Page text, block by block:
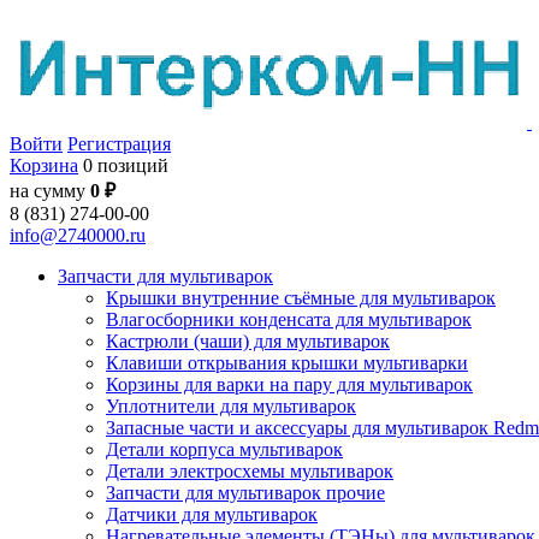
Войти Регистрация
Корзина 0 позиций
на сумму 0 ₽
8 (831) 274-00-00
info@2740000.ru
Запчасти для мультиварок
Крышки внутренние съёмные для мультиварок
Влагосборники конденсата для мультиварок
Кастрюли (чаши) для мультиварок
Клавиши открывания крышки мультиварки
Корзины для варки на пару для мультиварок
Уплотнители для мультиварок
Запасные части и аксессуары для мультиварок
Детали корпуса мультиварок
Детали электросхемы мультиварок
Запчасти для мультиварок прочие
Датчики для мультиварок